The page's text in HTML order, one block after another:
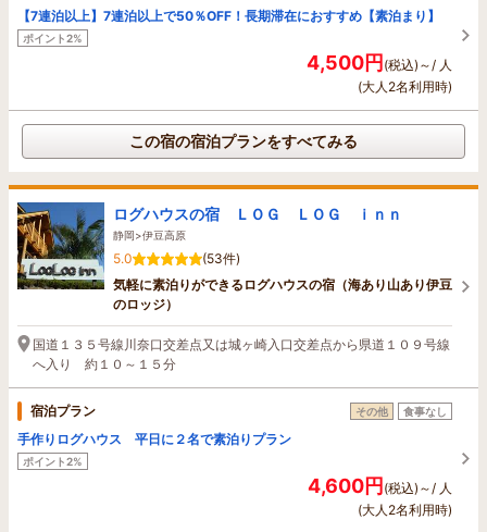
【7連泊以上】7連泊以上で50％OFF！長期滞在におすすめ【素泊まり】
ポイント2%
4,500円(税込)～/ 人
(大人2名利用時)
この宿の宿泊プランをすべてみる
ログハウスの宿 ＬＯＧ ＬＯＧ ｉｎｎ
静岡>伊豆高原
5.0
(53件)
気軽に素泊りができるログハウスの宿（海あり山あり伊豆
のロッジ）
国道１３５号線川奈口交差点又は城ヶ崎入口交差点から県道１０９号線
へ入り 約１０～１５分
宿泊プラン その他 食事なし
手作りログハウス 平日に２名で素泊りプラン
ポイント2%
4,600円(税込)～/ 人
(大人2名利用時)